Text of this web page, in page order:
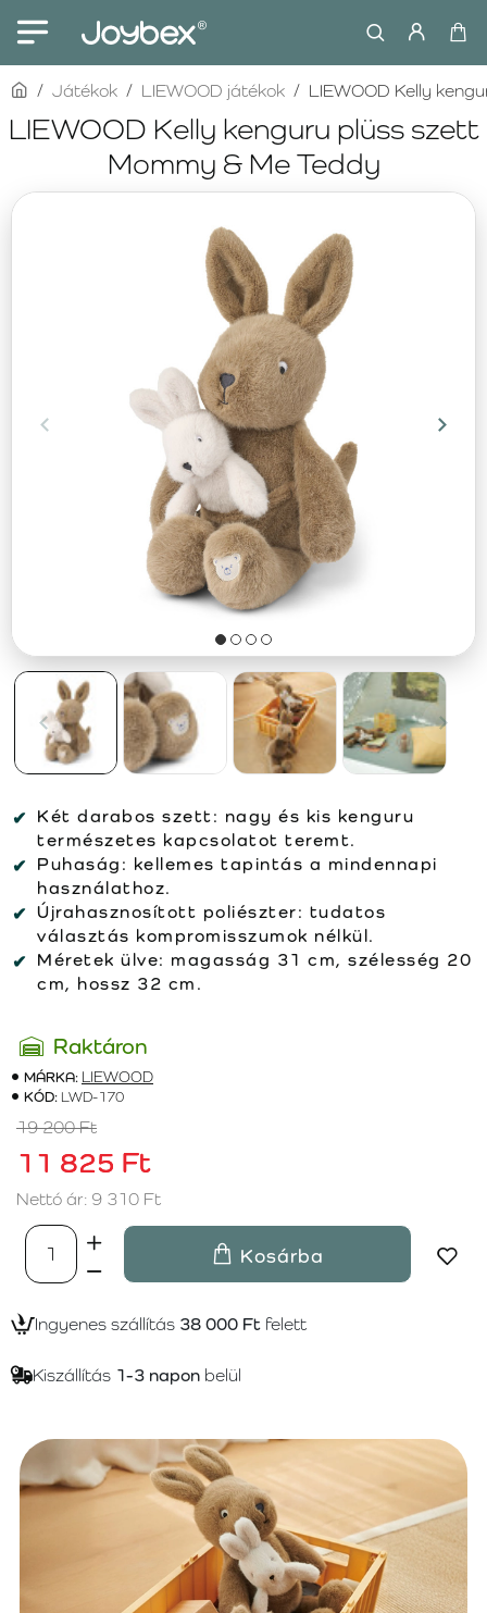
LIEWOOD Kelly kenguru plüss szett
Mommy & Me Teddy
homeJátékok LIEWOOD játékok LIEWOOD Kelly
Két darabos szett: nagy és kis kenguru
természetes kapcsolatot teremt.
Puhaság: kellemes tapintás a mindennapi
használathoz.
Újrahasznosított poliészter: tudatos
választás kompromisszumok nélkül.
Méretek ülve: magasság 31 cm, szélesség 20
cm, hossz 32 cm.
Raktáron
MÁRKA: LIEWOOD
KÓD: LWD-170
11 825 Ft
19 200 Ft
Nettó ár: 9 310 Ft
Kosárba
Ingyenes szállítás 38 000 Ft felett
Kiszállítás 1-3 napon belül